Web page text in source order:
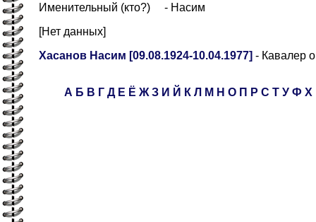
Именительный (кто?) - Насим
[Нет данных]
Хасанов Насим [09.08.1924-10.04.1977] - Кавалер
А Б В Г Д Е Ё Ж З И Й К Л М Н О П Р С Т У Ф Х